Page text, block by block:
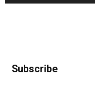
Subscribe